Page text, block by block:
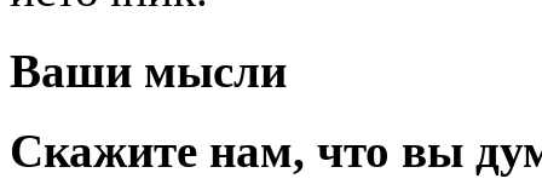
Ваши мысли
Скажите нам, что вы